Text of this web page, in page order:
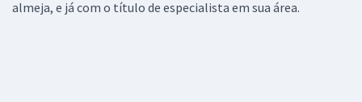
almeja, e já com o título de especialista em sua área.